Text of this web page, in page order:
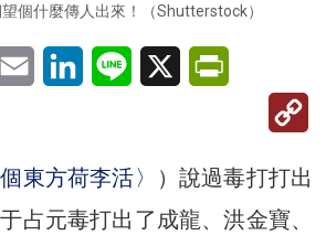
個什麼傳人出來！（Shutterstock）
Email LinkedInLine X
東方荷李活〉
）說過毒打打出
占元毒打出了成龍、洪金寶、